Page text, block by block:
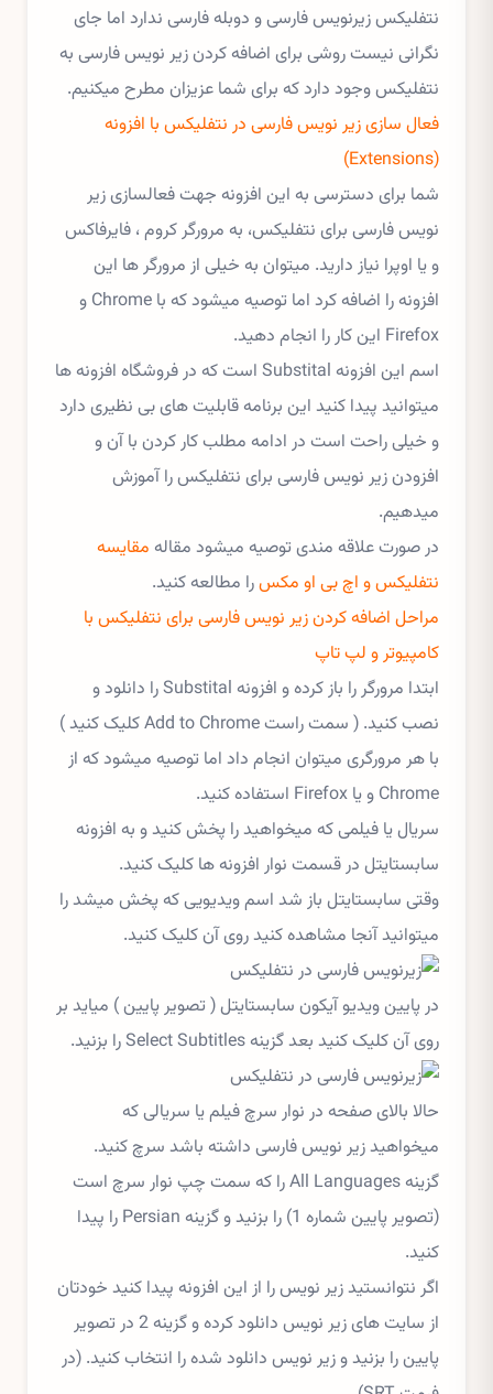
نتفلیکس زیرنویس فارسی و دوبله فارسی ندارد اما جای
نگرانی نیست روشی برای اضافه کردن زیر نویس فارسی به
نتفلیکس وجود دارد که برای شما عزیزان مطرح میکنیم.
فعال سازی زیر نویس فارسی در نتفلیکس با افزونه
(Extensions)
شما برای دسترسی به این افزونه جهت فعالسازی زیر
نویس فارسی برای نتفلیکس، به مرورگر کروم ، فایرفاکس
و یا اوپرا نیاز دارید. میتوان به خیلی از مرورگر ها این
افزونه را اضافه کرد اما توصیه میشود که با Chrome و
Firefox این کار را انجام دهید.
اسم این افزونه Substital است که در فروشگاه افزونه ها
میتوانید پیدا کنید این برنامه قابلیت های بی نظیری دارد
و خیلی راحت است در ادامه مطلب کار کردن با آن و
افزودن زیر نویس فارسی برای نتفلیکس را آموزش
میدهیم.
در صورت علاقه مندی توصیه میشود مقاله مقایسه
نتفلیکس و اچ بی او مکسرا مطالعه کنید.
مراحل اضافه کردن زیر نویس فارسی برای نتفلیکس با
کامپیوتر و لپ تاپ
ابتدا مرورگر را باز کرده و افزونه Substital را دانلود و
نصب کنید. ( سمت راست Add to Chrome کلیک کنید )
با هر مرورگری میتوان انجام داد اما توصیه میشود که از
Chrome و یا Firefox استفاده کنید.
سریال یا فیلمی که میخواهید را پخش کنید و به افزونه
سابستایتل در قسمت نوار افزونه ها کلیک کنید.
وقتی سابستایتل باز شد اسم ویدیویی که پخش میشد را
میتوانید آنجا مشاهده کنید روی آن کلیک کنید.
در پایین ویدیو آیکون سابستایتل ( تصویر پایین ) میاید بر
روی آن کلیک کنید بعد گزینه Select Subtitles را بزنید.
حالا بالای صفحه در نوار سرچ فیلم یا سریالی که
میخواهید زیر نویس فارسی داشته باشد سرچ کنید.
گزینه All Languages را که سمت چپ نوار سرچ است
(تصویر پایین شماره 1) را بزنید و گزینه Persian را پیدا
کنید.
اگر نتوانستید زیر نویس را از این افزونه پیدا کنید خودتان
از سایت های زیر نویس دانلود کرده و گزینه 2 در تصویر
پایین را بزنید و زیر نویس دانلود شده را انتخاب کنید. (در